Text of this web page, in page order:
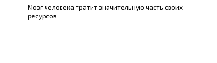
Мозг человека тратит значительную часть своих
ресурсов